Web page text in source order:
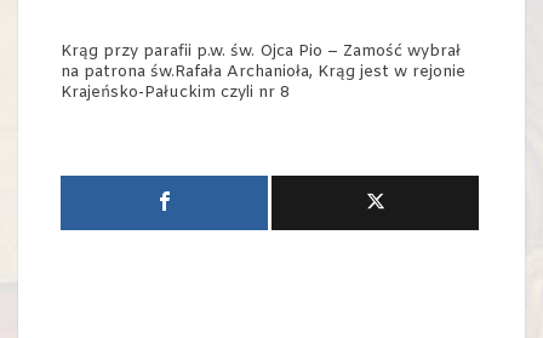
Krąg przy parafii p.w. św. Ojca Pio – Zamość wybrał
na patrona św.Rafała Archanioła, Krąg jest w rejonie
Krajeńsko-Pałuckim czyli nr 8